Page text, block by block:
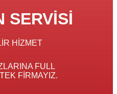
SERVISI
HIZMET
FULL
FIRMAYIZ.